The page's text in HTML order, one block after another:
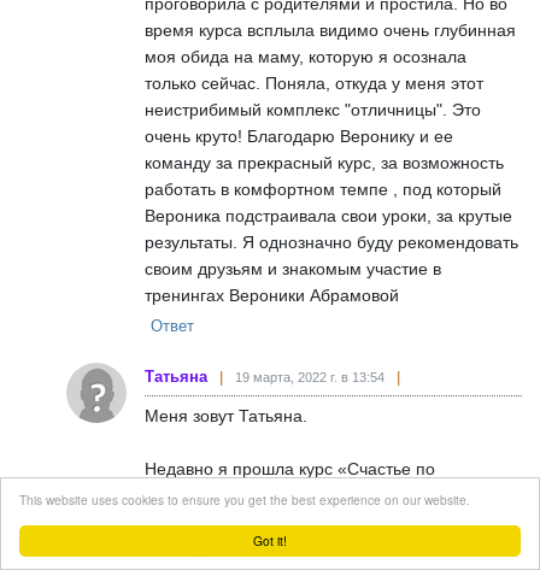
Got it!
This website uses cookies to ensure you get the best experience on our website.
время курса всплыла видимо очень глубинная
моя обида на маму, которую я осознала
только сейчас. Поняла, откуда у меня этот
неистрибимый комплекс "отличницы". Это
очень круто! Благодарю Веронику и ее
команду за прекрасный курс, за возможность
работать в комфортном темпе , под который
Вероника подстраивала свои уроки, за крутые
результаты. Я однозначно буду рекомендовать
своим друзьям и знакомым участие в
тренингах Вероники Абрамовой
Ответ
Татьяна 19 марта, 2022 г. в 13:54
Меня зовут Татьяна.
Недавно я прошла курс «Счастье по
собственному сценарию»
Этот курс поменял все мое понимание своих